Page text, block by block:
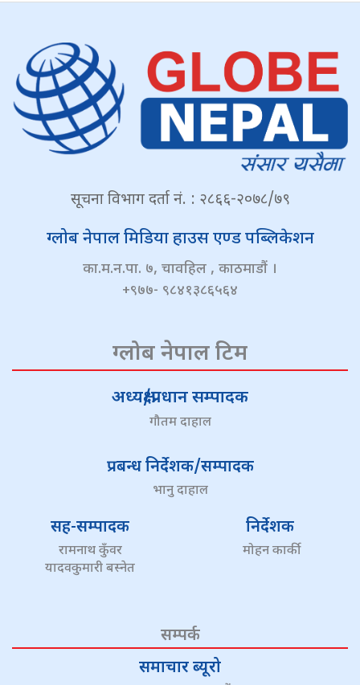
सूचना विभाग दर्ता नं. : २८६६-२०७८/७९
ग्लोब नेपाल मिडिया हाउस एण्ड पब्लिकेशन
का.म.न.पा. ७, चावहिल , काठमाडौं ।
+९७७- ९८४१३८६५६४
ग्लोब नेपाल टिम
अध्यक्ष/प्रधान सम्पादक
गौतम दाहाल
प्रबन्ध निर्देशक/सम्पादक
भानु दाहाल
सह-सम्पादक
रामनाथ कुँवर
यादवकुमारी बस्नेत
निर्देशक
मोहन कार्की
सम्पर्क
समाचार ब्यूरो